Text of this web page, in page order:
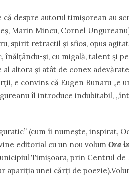
despre autorul timișorean au
Marin Mincu, Cornel
spirit retractil și sfios, opus
și, cu migală, talent și
altora și atât de conex
e convins că Eugen Bunaru „e
îl introduce indubitabil,
(cum îi numește, inspirat,
editorial cu un nou volum Ora
Timișoara, prin Centrul de
apariția unei cărți de